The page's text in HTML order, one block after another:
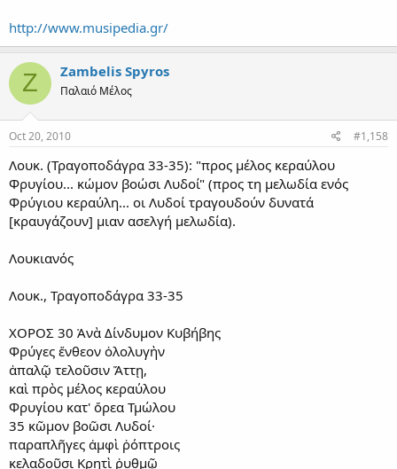
http://www.musipedia.gr/
Z Zambelis Spyros
Παλαιό Μέλος
Oct 20, 2010 #1,158
Λουκ. (Τραγοποδάγρα 33-35): "προς μέλος κεραύλου
Φρυγίου... κώμον βοώσι Λυδοί" (προς τη μελωδία ενός
Φρύγιου κεραύλη... οι Λυδοί τραγουδούν δυνατά
[κραυγάζουν] μιαν ασελγή μελωδία).
Λουκιανός
Λουκ., Τραγοποδάγρα 33-35
ΧΟΡΟΣ 30 Ἀνὰ Δίνδυμον Κυβήβης
Φρύγες ἔνθεον ὀλολυγὴν
ἁπαλῷ τελοῦσιν Ἄττῃ,
καὶ πρὸς μέλος κεραύλου
Φρυγίου κατ' ὄρεα Τμώλου
35 κῶμον βοῶσι Λυδοί·
παραπλῆγες ἀμφὶ ῥόπτροις
κελαδοῦσι Κρητὶ ῥυθμῷ